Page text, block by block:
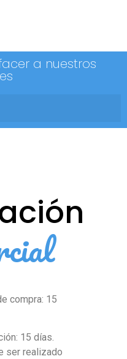
a nuestros
compra: 15
15 días.
ser realizado